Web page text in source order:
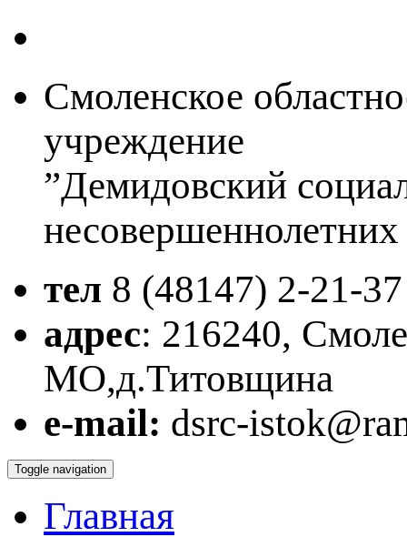
Смоленское
учреждение
”Демидовский
тел 8 (48147) 2-21-37
адрес: 216240,
МО,д.Титовщина
e-mail: dsrc-
Toggle navigation
Главная